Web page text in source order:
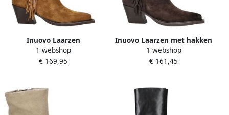
Inuovo Laarzen
1 webshop
€ 169,95
Inuovo Laarzen met hakken
Laarzen
1 webshop
€ 161,45